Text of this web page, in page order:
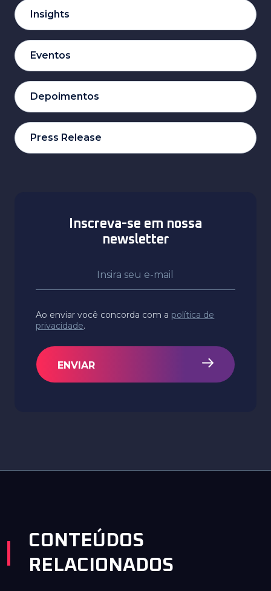
Insights
Eventos
Depoimentos
Press Release
Inscreva-se em nossa
newsletter
Ao enviar você concorda com a política de
privacidade.
ENVIAR
CONTEÚDOS
RELACIONADOS